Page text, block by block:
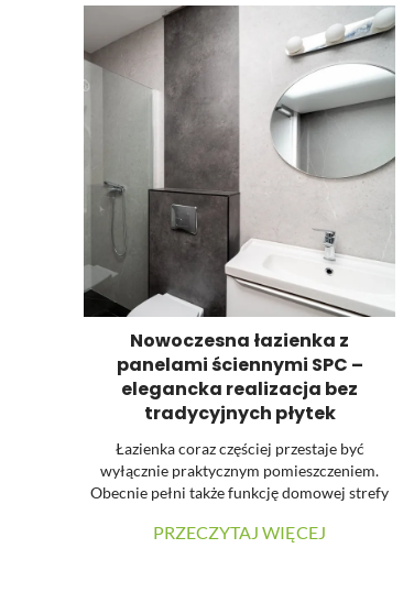
Nowoczesna łazienka z
panelami ściennymi SPC –
elegancka realizacja bez
tradycyjnych płytek
Łazienka coraz częściej przestaje być
wyłącznie praktycznym pomieszczeniem.
Obecnie pełni także funkcję domowej strefy
uwagę zwraca się na estetykę, spójność
PRZECZYTAJ WIĘCEJ